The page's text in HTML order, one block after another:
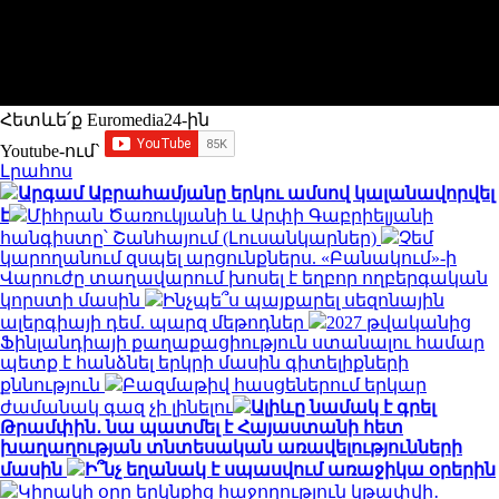
Հետևե՛ք Euromedia24-ին
Youtube-ում`
Լրահոս
Արգամ Աբրահամյանը երկու ամսով կալանավորվել
է
Միհրան Ծառուկյանի և Արփի Գաբրիելյանի
հանգիստը՝ Շանհայում (Լուսանկարներ)
Չեմ
կարողանում զսպել արցունքներս. «Բանակում»-ի
Վարուժը տաղավարում խոսել է եղբոր ողբերգական
կորստի մասին
Ինչպե՞ս պայքարել սեզոնային
ալերգիայի դեմ. պարզ մեթոդներ
2027 թվականից
Ֆինլանդիայի քաղաքացիություն ստանալու համար
պետք է հանձնել երկրի մասին գիտելիքների
քննություն
Բազմաթիվ հասցեներում երկար
ժամանակ գազ չի լինելու
Ալիևը նամակ է գրել
Թրամփին․ նա պատմել է Հայաստանի հետ
խաղաղության տնտեսական առավելությունների
մասին
Ի՞նչ եղանակ է սպասվում առաջիկա օրերին
Կիրակի օրը երկնքից հաջողություն կթափվի․